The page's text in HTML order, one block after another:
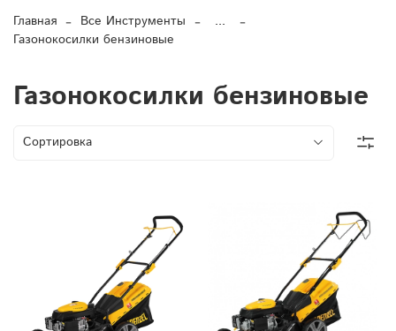
Главная Все Инструменты
...
Газонокосилки бензиновые
Газонокосилки бензиновые